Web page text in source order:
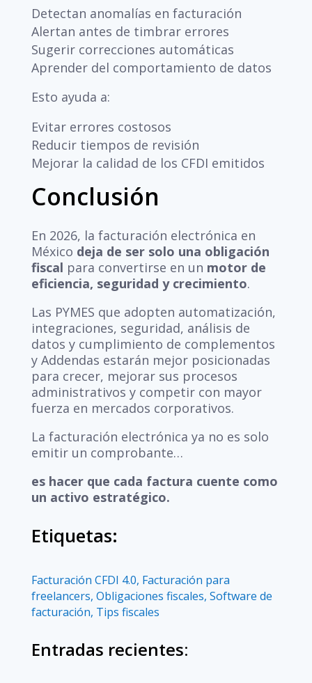
Detectan anomalías en facturación
Alertan antes de timbrar errores
Sugerir correcciones automáticas
Aprender del comportamiento de datos
Esto ayuda a:
Evitar errores costosos
Reducir tiempos de revisión
Mejorar la calidad de los CFDI emitidos
Conclusión
En 2026, la facturación electrónica en
México deja de ser solo una obligación
fiscal para convertirse en un motor de
eficiencia, seguridad y crecimiento.
Las PYMES que adopten automatización,
integraciones, seguridad, análisis de
datos y cumplimiento de complementos
y Addendas estarán mejor posicionadas
para crecer, mejorar sus procesos
administrativos y competir con mayor
fuerza en mercados corporativos.
La facturación electrónica ya no es solo
emitir un comprobante…
es hacer que cada factura cuente como
un activo estratégico.
Etiquetas:
Facturación CFDI 4.0, Facturación para
freelancers, Obligaciones fiscales, Software de
facturación, Tips fiscales
Entradas recientes: